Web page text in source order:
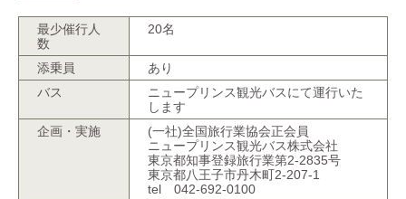
最少催行人
数
20名
添乗員
あり
バス
ニュープリンス観光バスにて運行いた
します
企画・実施
(一社)全国旅行業協会正会員
ニュープリンス観光バス株式会社
東京都知事登録旅行業第2-2835号
東京都八王子市丹木町2-207-1
tel 042-692-0100